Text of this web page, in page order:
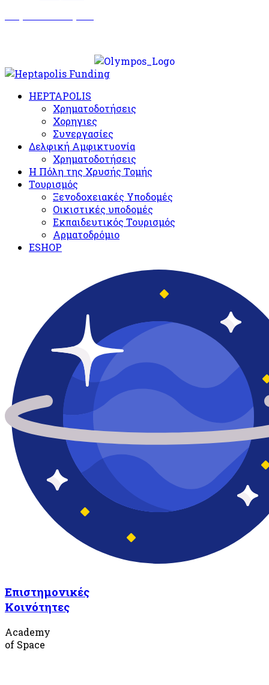
HEPTAPOLIS
Χρηματοδοτήσεις
Χορηγιες
Συνεργασίες
Δελφική Αμφικτυονία
Χρηματοδοτήσεις
Η Πόλη της Χρυσής Τομής
Τουρισμός
Ξενοδοχειακές Υποδομές​
Oικιστικές υποδομές
Εκπαιδευτικός Τουρισμός
Αρματοδρόμιο
ESHOP
Επιστημονικές
Κοινότητες
Academy
of Space